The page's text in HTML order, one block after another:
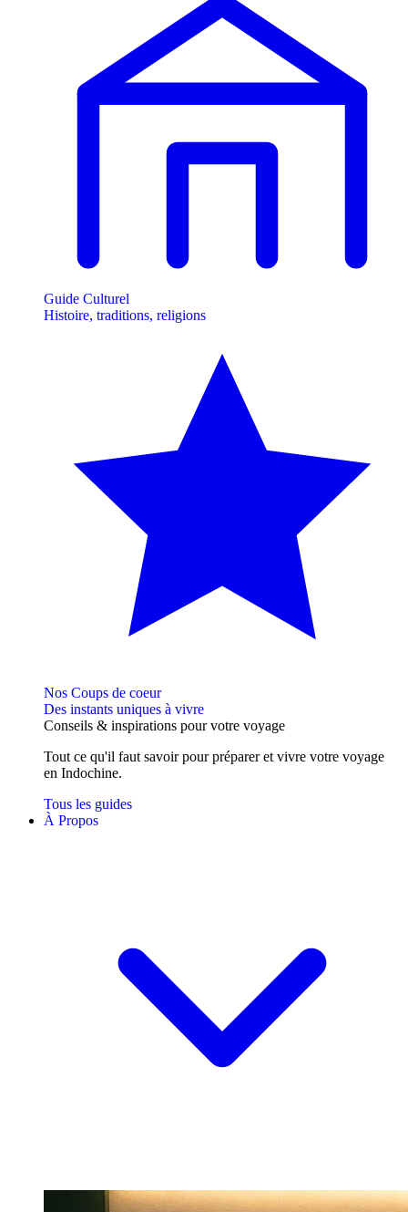
Guide Culturel
Histoire, traditions, religions
Nos Coups de coeur
Des instants uniques à vivre
Conseils & inspirations pour votre voyage
Tout ce qu'il faut savoir pour préparer et vivre votre voyage
en Indochine.
Tous les guides
À Propos